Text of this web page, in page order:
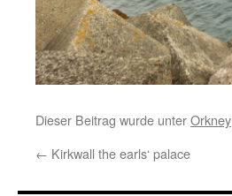
Dieser Beitrag wurde unterOrkney
← Kirkwall the earls‘ palace